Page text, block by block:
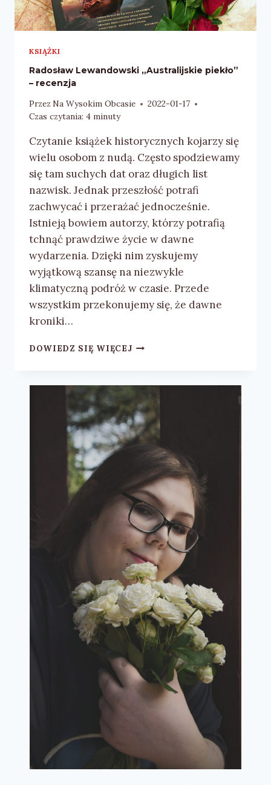
KSIĄŻKI
Radosław Lewandowski „Australijskie piekło”
– recenzja
Przez Na Wysokim Obcasie
2022-01-17
Czas czytania: 4 minuty
Czytanie książek historycznych kojarzy się
wielu osobom z nudą. Często spodziewamy
się tam suchych dat oraz długich list
nazwisk. Jednak przeszłość potrafi
zachwycać i przerażać jednocześnie.
Istnieją bowiem autorzy, którzy potrafią
tchnąć prawdziwe życie w dawne
wydarzenia. Dzięki nim zyskujemy
wyjątkową szansę na niezwykle
klimatyczną podróż w czasie. Przede
wszystkim przekonujemy się, że dawne
kroniki…
DOWIEDZ SIĘ WIĘCEJRADOSŁAW
PIEKŁO”
–
RECENZJA